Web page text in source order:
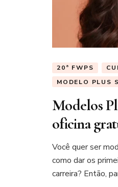
20ª FWPS
MODELO PLUS
Modelos
oficina
Você quer ser
como dar os
carreira? Então,